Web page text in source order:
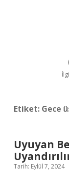
Etiket: Gece
Uyuyan
Tarih: Eylül 7, 2024